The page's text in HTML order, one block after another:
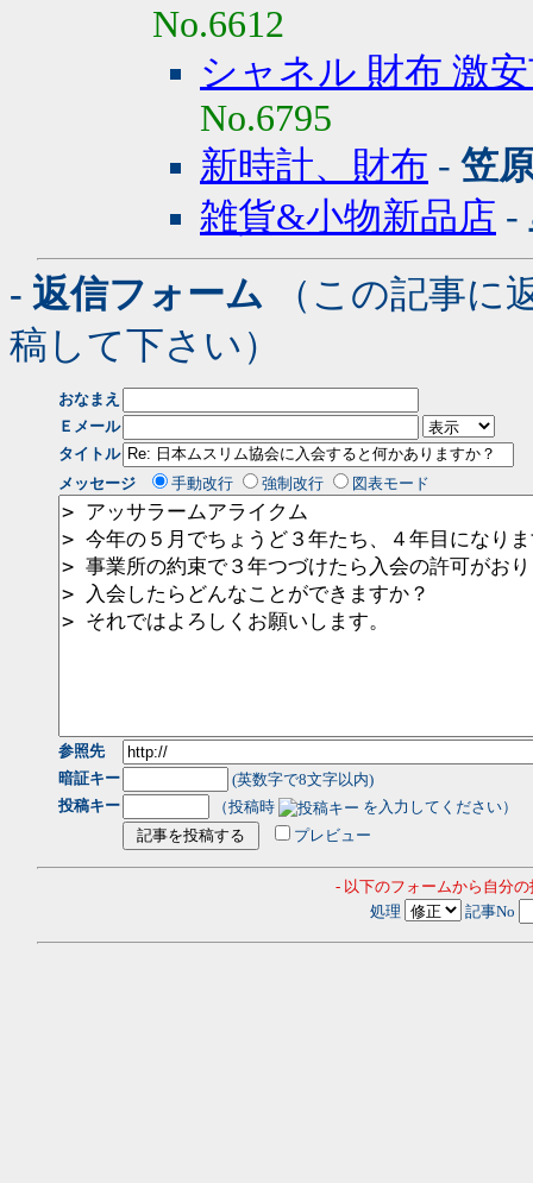
No.6612
シャネル 財布 激
No.6795
新時計、財布 - 笠
雑貨&小物新品店 -
- 返信フォーム （この記事に
稿して下さい）
おなまえ
Ｅメール
タイトル
メッセージ
手動改行 強制改行 図表モード
参照先
暗証キー
(英数字で8文字以内)
投稿キー
（投稿時
を入力してください）
プレビュー
- 以下のフォームから自分
処理
記事No